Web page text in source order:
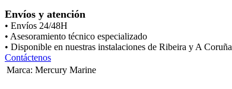
Envíos y atención
• Envíos 24/48H
• Asesoramiento técnico especializado
• Disponible en nuestras instalaciones de Ribeira y A Coruña
Contáctenos
Marca: Mercury Marine